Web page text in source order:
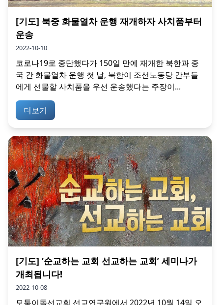
[기도] 북중 화물열차 운행 재개하자 사치품부터
운송
2022-10-10
코로나19로 중단했다가 150일 만에 재개한 북한과 중
국 간 화물열차 운행 첫 날, 북한이 조선노동당 간부들
에게 선물할 사치품을 우선 운송했다는 주장이...
더보기
[기도] ‘순교하는 교회 선교하는 교회’ 세미나가
개최됩니다!
2022-10-08
모퉁이돌선교회 선교연구원에서 2022년 10월 14일 오